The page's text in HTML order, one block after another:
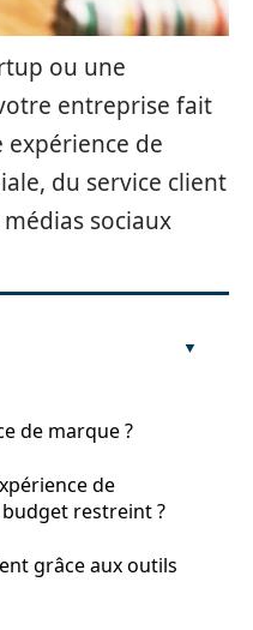
ou une
entreprise fait
expérience de
du service client
sociaux
de marque ?
de
restreint ?
grâce aux outils